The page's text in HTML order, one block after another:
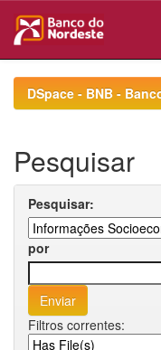
navigationDSpace - BNB -
Pesquisar
Pesquisar:
por
Filtros correntes: